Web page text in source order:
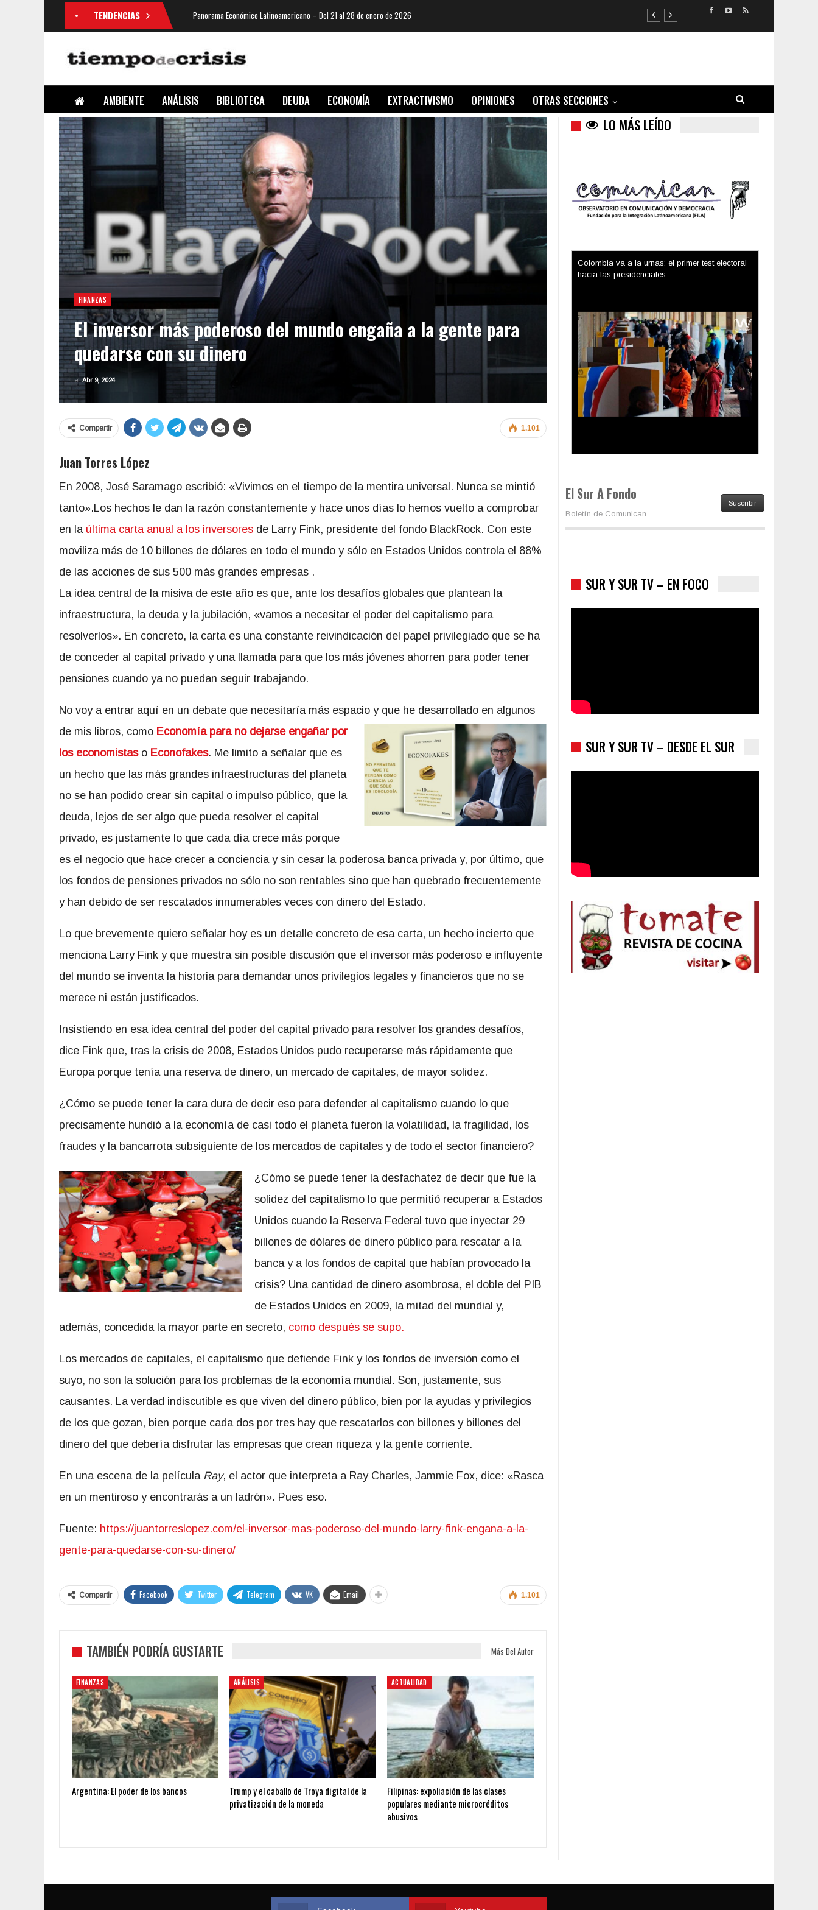
TENDENCIAS Panorama Económico Latinoamericano – Del 21 al 28 de enero de 2026
AMBIENTE ANÁLISIS BIBLIOTECA DEUDA ECONOMÍA EXTRACTIVISMO OPINIONES OTRAS SECCIONES
FINANZAS
El inversor más poderoso del mundo engaña a la gente para
quedarse con su dinero
el Abr 9, 2024
1.101
Compartir
Juan Torres López
En 2008, José Saramago escribió: «Vivimos en el tiempo de la mentira universal. Nunca se mintió
tanto».Los hechos le dan la razón constantemente y hace unos días lo hemos vuelto a comprobar
en la última carta anual a los inversores de Larry Fink, presidente del fondo BlackRock. Con este
moviliza más de 10 billones de dólares en todo el mundo y sólo en Estados Unidos controla el 88%
de las acciones de sus 500 más grandes empresas .
La idea central de la misiva de este año es que, ante los desafíos globales que plantean la
infraestructura, la deuda y la jubilación, «vamos a necesitar el poder del capitalismo para
resolverlos». En concreto, la carta es una constante reivindicación del papel privilegiado que se ha
de conceder al capital privado y una llamada para que los más jóvenes ahorren para poder tener
pensiones cuando ya no puedan seguir trabajando.
No voy a entrar aquí en un debate que necesitaría más espacio y que he desarrollado en algunos
de mis libros, como Economía para no dejarse engañar por
los economistaso Econofakes. Me limito a señalar que es
un hecho que las más grandes infraestructuras del planeta
no se han podido crear sin capital o impulso público, que la
deuda, lejos de ser algo que pueda resolver el capital
privado, es justamente lo que cada día crece más porque
es el negocio que hace crecer a conciencia y sin cesar la poderosa banca privada y, por último, que
los fondos de pensiones privados no sólo no son rentables sino que han quebrado frecuentemente
y han debido de ser rescatados innumerables veces con dinero del Estado.
Lo que brevemente quiero señalar hoy es un detalle concreto de esa carta, un hecho incierto que
menciona Larry Fink y que muestra sin posible discusión que el inversor más poderoso e influyente
del mundo se inventa la historia para demandar unos privilegios legales y financieros que no se
merece ni están justificados.
Insistiendo en esa idea central del poder del capital privado para resolver los grandes desafíos,
dice Fink que, tras la crisis de 2008, Estados Unidos pudo recuperarse más rápidamente que
Europa porque tenía una reserva de dinero, un mercado de capitales, de mayor solidez.
¿Cómo se puede tener la cara dura de decir eso para defender al capitalismo cuando lo que
precisamente hundió a la economía de casi todo el planeta fueron la volatilidad, la fragilidad, los
fraudes y la bancarrota subsiguiente de los mercados de capitales y de todo el sector financiero?
¿Cómo se puede tener la desfachatez de decir que fue la
solidez del capitalismo lo que permitió recuperar a Estados
Unidos cuando la Reserva Federal tuvo que inyectar 29
billones de dólares de dinero público para rescatar a la
banca y a los fondos de capital que habían provocado la
crisis? Una cantidad de dinero asombrosa, el doble del PIB
de Estados Unidos en 2009, la mitad del mundial y,
además, concedida la mayor parte en secreto, como después se supo.
Los mercados de capitales, el capitalismo que defiende Fink y los fondos de inversión como el
suyo, no son la solución para los problemas de la economía mundial. Son, justamente, sus
causantes. La verdad indiscutible es que viven del dinero público, bien por la ayudas y privilegios
de los que gozan, bien porque cada dos por tres hay que rescatarlos con billones y billones del
dinero del que debería disfrutar las empresas que crean riqueza y la gente corriente.
En una escena de la película Ray, el actor que interpreta a Ray Charles, Jammie Fox, dice: «Rasca
en un mentiroso y encontrarás a un ladrón». Pues eso.
Fuente: https://juantorreslopez.com/el-inversor-mas-poderoso-del-mundo-larry-fink-engana-a-la-
gente-para-quedarse-con-su-dinero/
1.101
Compartir Facebook Twitter Telegram VK Email
TAMBIÉN PODRÍA GUSTARTE Más Del Autor
FINANZAS
Argentina: El poder de los bancos
ANÁLISIS
Trump y el caballo de Troya digital de la
privatización de la moneda
ACTUALIDAD
Filipinas: expoliación de las clases
populares mediante microcréditos
abusivos
LO MÁS LEÍDO
Trump y las drogas: la viga en los propios ojos
Los latinos le van dando la espalda a Trump
El Sur A Fondo
Boletín de Comunican
Suscribir
SUR Y SUR TV – EN FOCO
SUR Y SUR TV – DESDE EL SUR